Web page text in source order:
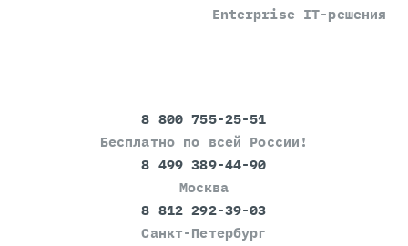
Enterprise IT-решения
8 800 755-25-51
Бесплатно по всей России!
8 499 389-44-90
Москва
8 812 292-39-03
Санкт-Петербург